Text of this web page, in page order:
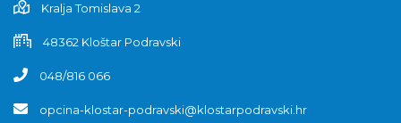
Kralja Tomislava 2
48362 Kloštar Podravski
048/816 066
opcina-klostar-podravski@klostarpodravski.hr